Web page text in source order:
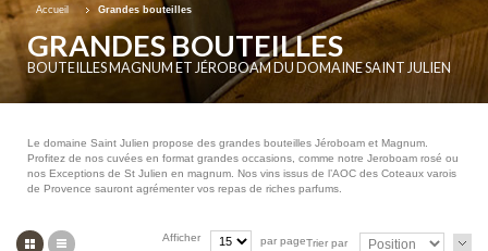
Accueil Grandes bouteilles
GRANDES BOUTEILLES
BOUTEILLES MAGNUM ET JÉROBOAM DU DOMAINE SAINT JULIEN
Le domaine Saint Julien propose des grandes bouteilles Jéroboam et Magnum.
Profitez de nos cuvées en format grandes occasions, comme notre Jeroboam rosé ou
nos Exceptions de St Julien en magnum. Nos vins issus de l’AOC des Coteaux varois
de Provence sauront agrémenter vos repas de riches parfums.
Grille Trier par
Afficher par page